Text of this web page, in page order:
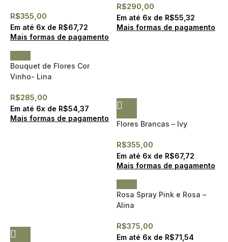
R$355,00
Em até 6x de R$67,72
Mais formas de pagamento
R$290,00
Em até 6x de R$55,32
Mais formas de pagamento
Bouquet de Flores Cor
Vinho- Lina
R$285,00
Em até 6x de R$54,37
Mais formas de pagamento
Flores Brancas – Ivy
R$355,00
Em até 6x de R$67,72
Mais formas de pagamento
Rosa Spray Pink e Rosa –
Alina
R$375,00
Em até 6x de R$71,54